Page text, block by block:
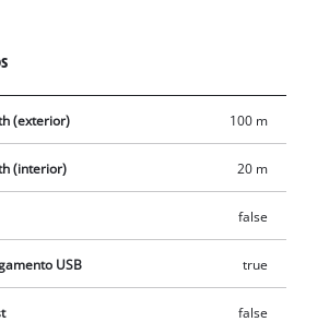
por exemplo, como um prático
(exterior) 100 m
(interior) 20 m
false
USB true
false